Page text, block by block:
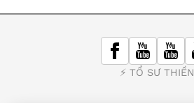
⚡️ TỔ SƯ THIỀN